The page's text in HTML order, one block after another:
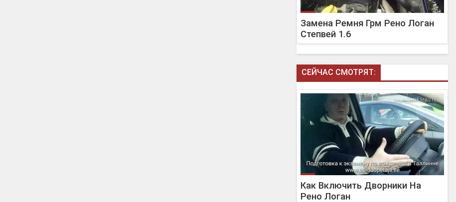
Замена Ремня Грм Рено Логан
Степвей 1.6
СЕЙЧАС СМОТРЯТ:
Как Включить Дворники На
Рено Логан